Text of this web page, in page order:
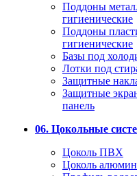
Поддоны
гигиенические
Поддоны
гигиенические
Базы под
Лотки под
Защитные
Защитные
панель
06. Цокольные
Цоколь ПВХ
Цоколь